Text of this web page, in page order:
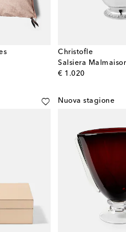
Christofle
€ 1.020
original price
Nuova stagione